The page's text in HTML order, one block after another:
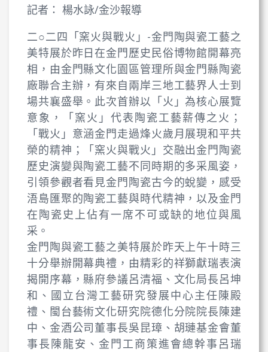
記者： 楊水詠/金沙報導
二○二四「窯火與戰火」-金門陶與瓷工藝之
美特展於昨日在金門歷史民俗博物館開幕亮
相，由金門縣文化園區管理所與金門縣陶瓷
廠聯合主辦，有來自兩岸三地工藝界人士到
場共襄盛舉。此次首辦以「火」為核心展覽
意象，「窯火」代表陶瓷工藝薪傳之火；
「戰火」意涵金門走過烽火歲月展現和平共
榮的精神；「窯火與戰火」交融出金門陶瓷
歷史演變與陶瓷工藝不同時期的多采風姿，
引領參觀者看見金門陶瓷古今的蛻變，感受
浯島匯聚的陶瓷工藝與時代精神，以及金門
在陶瓷史上佔有一席不可或缺的地位與風
采。
金門陶與瓷工藝之美特展於昨天上午十時三
十分舉辦開幕典禮，由精彩的祥獅獻瑞表演
揭開序幕，縣府參議呂清福、文化局長呂坤
和、國立台灣工藝研究發展中心主任陳殿
禮、閩台藝術文化研究院德化分院院長陳建
中、金酒公司董事長吳昆璋、胡璉基金會董
事長陳龍安、金門工商策進會總幹事呂瑞